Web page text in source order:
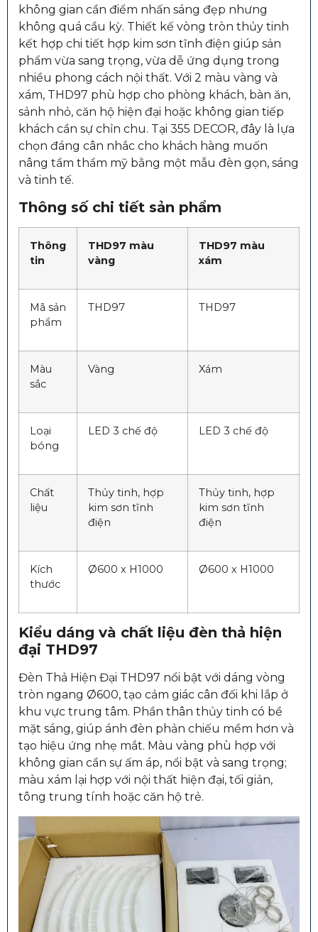
không gian cần điểm nhấn sáng đẹp nhưng
không quá cầu kỳ. Thiết kế vòng tròn thủy tinh
kết hợp chi tiết hợp kim sơn tĩnh điện giúp sản
phẩm vừa sang trọng, vừa dễ ứng dụng trong
nhiều phong cách nội thất. Với 2 màu vàng và
xám, THD97 phù hợp cho phòng khách, bàn ăn,
sảnh nhỏ, căn hộ hiện đại hoặc không gian tiếp
khách cần sự chỉn chu. Tại 355 DECOR, đây là lựa
chọn đáng cân nhắc cho khách hàng muốn
nâng tầm thẩm mỹ bằng một mẫu đèn gọn, sáng
và tinh tế.
Thông số chi tiết sản phẩm
Thông
tin
THD97 màu
vàng
THD97 màu
xám
Mã sản
phẩm
THD97 THD97
Màu
sắc
Vàng Xám
Loại
bóng
LED 3 chế độ LED 3 chế độ
Chất
liệu
Thủy tinh, hợp
kim sơn tĩnh
điện
Thủy tinh, hợp
kim sơn tĩnh
điện
Kích
thước
Ø600 x H1000 Ø600 x H1000
Kiểu dáng và chất liệu đèn thả hiện
đại THD97
Đèn Thả Hiện Đại THD97 nổi bật với dáng vòng
tròn ngang Ø600, tạo cảm giác cân đối khi lắp ở
khu vực trung tâm. Phần thân thủy tinh có bề
mặt sáng, giúp ánh đèn phản chiếu mềm hơn và
tạo hiệu ứng nhẹ mắt. Màu vàng phù hợp với
không gian cần sự ấm áp, nổi bật và sang trọng;
màu xám lại hợp với nội thất hiện đại, tối giản,
tông trung tính hoặc căn hộ trẻ.